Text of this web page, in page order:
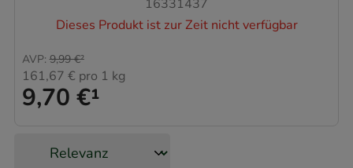
16331437
Dieses Produkt ist zur Zeit nicht verfügbar
9,70 €¹
AVP: 9,99 €²
161,67 € pro 1 kg